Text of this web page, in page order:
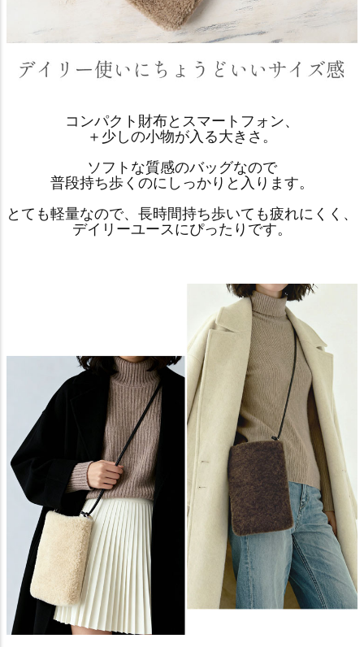
コンパクト財布とスマートフォン、
＋少しの小物が入る大きさ。
ソフトな質感のバッグなので
普段持ち歩くのにしっかりと入ります。
とても軽量なので、長時間持ち歩いても疲れにくく、
デイリーユースにぴったりです。